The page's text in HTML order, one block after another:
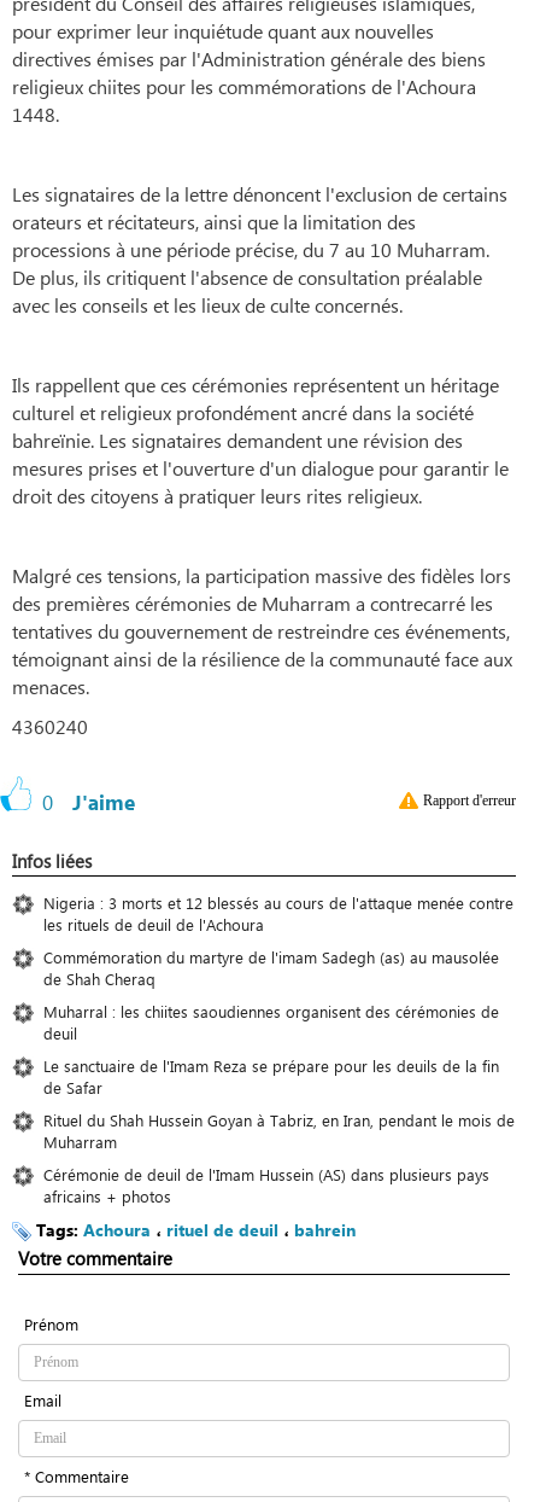
pour exprimer leur inquiétude quant aux nouvelles
directives émises par l'Administration générale des biens
religieux chiites pour les commémorations de l'Achoura
1448.
Les signataires de la lettre dénoncent l'exclusion de certains
orateurs et récitateurs, ainsi que la limitation des
processions à une période précise, du 7 au 10 Muharram.
De plus, ils critiquent l'absence de consultation préalable
avec les conseils et les lieux de culte concernés.
Ils rappellent que ces cérémonies représentent un héritage
culturel et religieux profondément ancré dans la société
bahreïnie. Les signataires demandent une révision des
mesures prises et l'ouverture d'un dialogue pour garantir le
droit des citoyens à pratiquer leurs rites religieux.
Malgré ces tensions, la participation massive des fidèles lors
des premières cérémonies de Muharram a contrecarré les
tentatives du gouvernement de restreindre ces événements,
témoignant ainsi de la résilience de la communauté face aux
menaces.
4360240
0 J'aime Rapport d'erreur
Infos liées
Nigeria : 3 morts et 12 blessés au cours de l'attaque menée contre
les rituels de deuil de l'Achoura
Commémoration du martyre de l'imam Sadegh (as) au mausolée
de Shah Cheraq
Muharral : les chiites saoudiennes organisent des cérémonies de
deuil
Le sanctuaire de l'Imam Reza se prépare pour les deuils de la fin
de Safar
Rituel du Shah Hussein Goyan à Tabriz, en Iran, pendant le mois de
Muharram
Cérémonie de deuil de l'Imam Hussein (AS) dans plusieurs pays
africains + photos
Tags: Achoura ، rituel de deuil ، bahrein
Votre commentaire
Prénom
Email
* Commentaire